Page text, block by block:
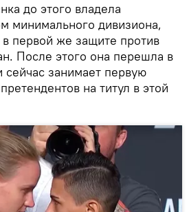
до этого владела
минимального дивизиона,
в первой же защите против
После этого она перешла в
сейчас занимает первую
на титул в этой